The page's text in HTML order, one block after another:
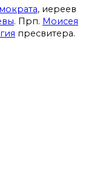
, иереев
. Прп. Моисея
пресвитера.